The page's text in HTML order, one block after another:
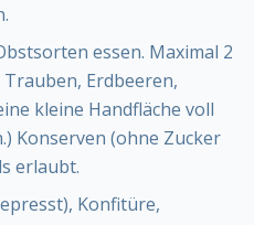
essen. Maximal 2
Erdbeeren,
kleine Handfläche voll
Konserven (ohne Zucker
erlaubt.
Konfitüre,